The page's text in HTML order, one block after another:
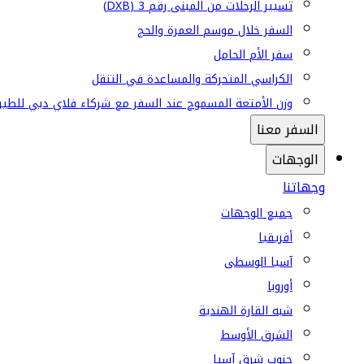
تسيير الرحلات من المبنى رقم 3 (DXB)
السفر خلال موسم العمرة والحج
سفر الأم الحامل
الكراسي المتحركة والمساعدة في التنقل
وزن الأمتعة المسموح عند السفر مع شركاء فلاي دبي
السفر معنا
الوجهات
وجهاتنا
جميع الوجهات
أفريقيا
آسيا الوسطى
أوروبا
شبه القارة الهندية
الشرق الأوسط
جنوب شرق آسيا